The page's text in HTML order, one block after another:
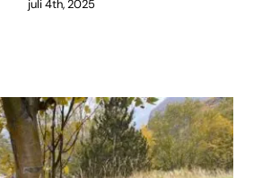
juli 4th, 2025